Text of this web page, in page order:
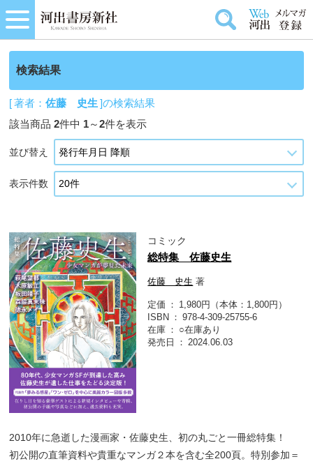
検索結果
[ 著者：佐藤 史生 ]の検索結果
該当商品2件中 1～2件を表示
並び替え
表示件数
コミック
総特集 佐藤史生
佐藤 史生 著
定価
1,980円（本体：1,800円）
ISBN
978-4-309-25755-6
在庫
○在庫あり
発売日
2024.06.03
2010年に急逝した漫画家・佐藤史生、初の丸ごと一冊総特集！
初公開の直筆資料や貴重なマンガ２本を含む全200頁。特別参加＝